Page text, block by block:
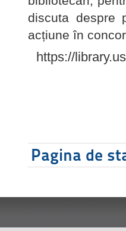
discuta despre
acțiune în
https://
Pagina de